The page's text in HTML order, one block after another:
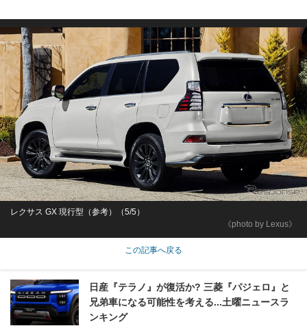
《photo by Lexus》
レクサス GX 現行型（参考）（5/5）
この記事へ戻る
日産『テラノ』が復活か? 三菱『パジェロ』と
兄弟車になる可能性を考える...土曜ニュースラ
ンキング